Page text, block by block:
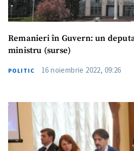
Remanieri în Guvern: un
ministru (surse)
POLITIC 16 noiembrie 2022, 09:26